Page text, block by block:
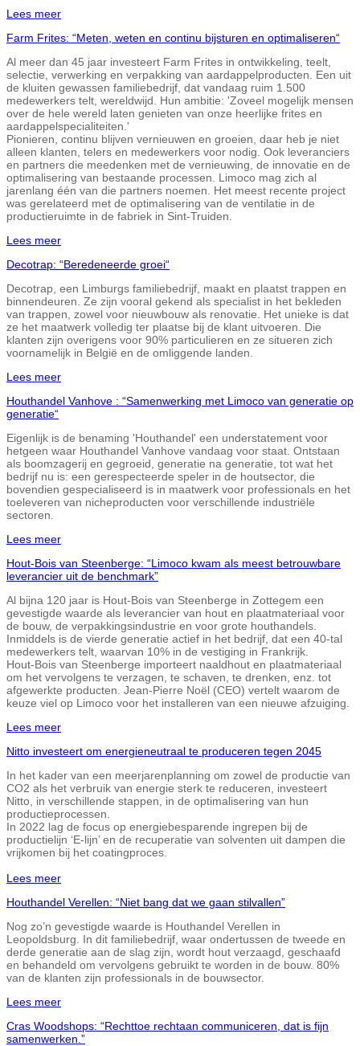
Lees meer
Farm Frites: “Meten, weten en continu bijsturen en optimaliseren“
Al meer dan 45 jaar investeert Farm Frites in ontwikkeling, teelt,
selectie, verwerking en verpakking van aardappelproducten. Een uit
de kluiten gewassen familiebedrijf, dat vandaag ruim 1.500
medewerkers telt, wereldwijd. Hun ambitie: 'Zoveel mogelijk mensen
over de hele wereld laten genieten van onze heerlijke frites en
aardappelspecialiteiten.'
Pionieren, continu blijven vernieuwen en groeien, daar heb je niet
alleen klanten, telers en medewerkers voor nodig. Ook leveranciers
en partners die meedenken met de vernieuwing, de innovatie en de
optimalisering van bestaande processen. Limoco mag zich al
jarenlang één van die partners noemen. Het meest recente project
was gerelateerd met de optimalisering van de ventilatie in de
productieruimte in de fabriek in Sint-Truiden.
Lees meer
Decotrap: “Beredeneerde groei“
Decotrap, een Limburgs familiebedrijf, maakt en plaatst trappen en
binnendeuren. Ze zijn vooral gekend als specialist in het bekleden
van trappen, zowel voor nieuwbouw als renovatie. Het unieke is dat
ze het maatwerk volledig ter plaatse bij de klant uitvoeren. Die
klanten zijn overigens voor 90% particulieren en ze situeren zich
voornamelijk in België en de omliggende landen.
Lees meer
Houthandel Vanhove : “Samenwerking met Limoco van generatie op
generatie“
Eigenlijk is de benaming 'Houthandel' een understatement voor
hetgeen waar Houthandel Vanhove vandaag voor staat. Ontstaan
als boomzagerij en gegroeid, generatie na generatie, tot wat het
bedrijf nu is: een gerespecteerde speler in de houtsector, die
bovendien gespecialiseerd is in maatwerk voor professionals en het
toeleveren van nicheproducten voor verschillende industriële
sectoren.
Lees meer
Hout-Bois van Steenberge: “Limoco kwam als meest betrouwbare
leverancier uit de benchmark”
Al bijna 120 jaar is Hout-Bois van Steenberge in Zottegem een
gevestigde waarde als leverancier van hout en plaatmateriaal voor
de bouw, de verpakkingsindustrie en voor grote houthandels.
Inmiddels is de vierde generatie actief in het bedrijf, dat een 40-tal
medewerkers telt, waarvan 10% in de vestiging in Frankrijk.
Hout-Bois van Steenberge importeert naaldhout en plaatmateriaal
om het vervolgens te verzagen, te schaven, te drenken, enz. tot
afgewerkte producten. Jean-Pierre Noël (CEO) vertelt waarom de
keuze viel op Limoco voor het installeren van een nieuwe afzuiging.
Lees meer
Nitto investeert om energieneutraal te produceren tegen 2045
In het kader van een meerjarenplanning om zowel de productie van
CO2 als het verbruik van energie sterk te reduceren, investeert
Nitto, in verschillende stappen, in de optimalisering van hun
productieprocessen.
In 2022 lag de focus op energiebesparende ingrepen bij de
productielijn ‘E-lijn’ en de recuperatie van solventen uit dampen die
vrijkomen bij het coatingproces.
Lees meer
Houthandel Verellen: “Niet bang dat we gaan stilvallen”
Nog zo’n gevestigde waarde is Houthandel Verellen in
Leopoldsburg. In dit familiebedrijf, waar ondertussen de tweede en
derde generatie aan de slag zijn, wordt hout verzaagd, geschaafd
en behandeld om vervolgens gebruikt te worden in de bouw. 80%
van de klanten zijn professionals in de bouwsector.
Lees meer
Cras Woodshops: “Rechttoe rechtaan communiceren, dat is fijn
samenwerken.”